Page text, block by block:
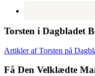
Torsten i Dagbladet
Artikler af Torsten på
Få Den Velklædte